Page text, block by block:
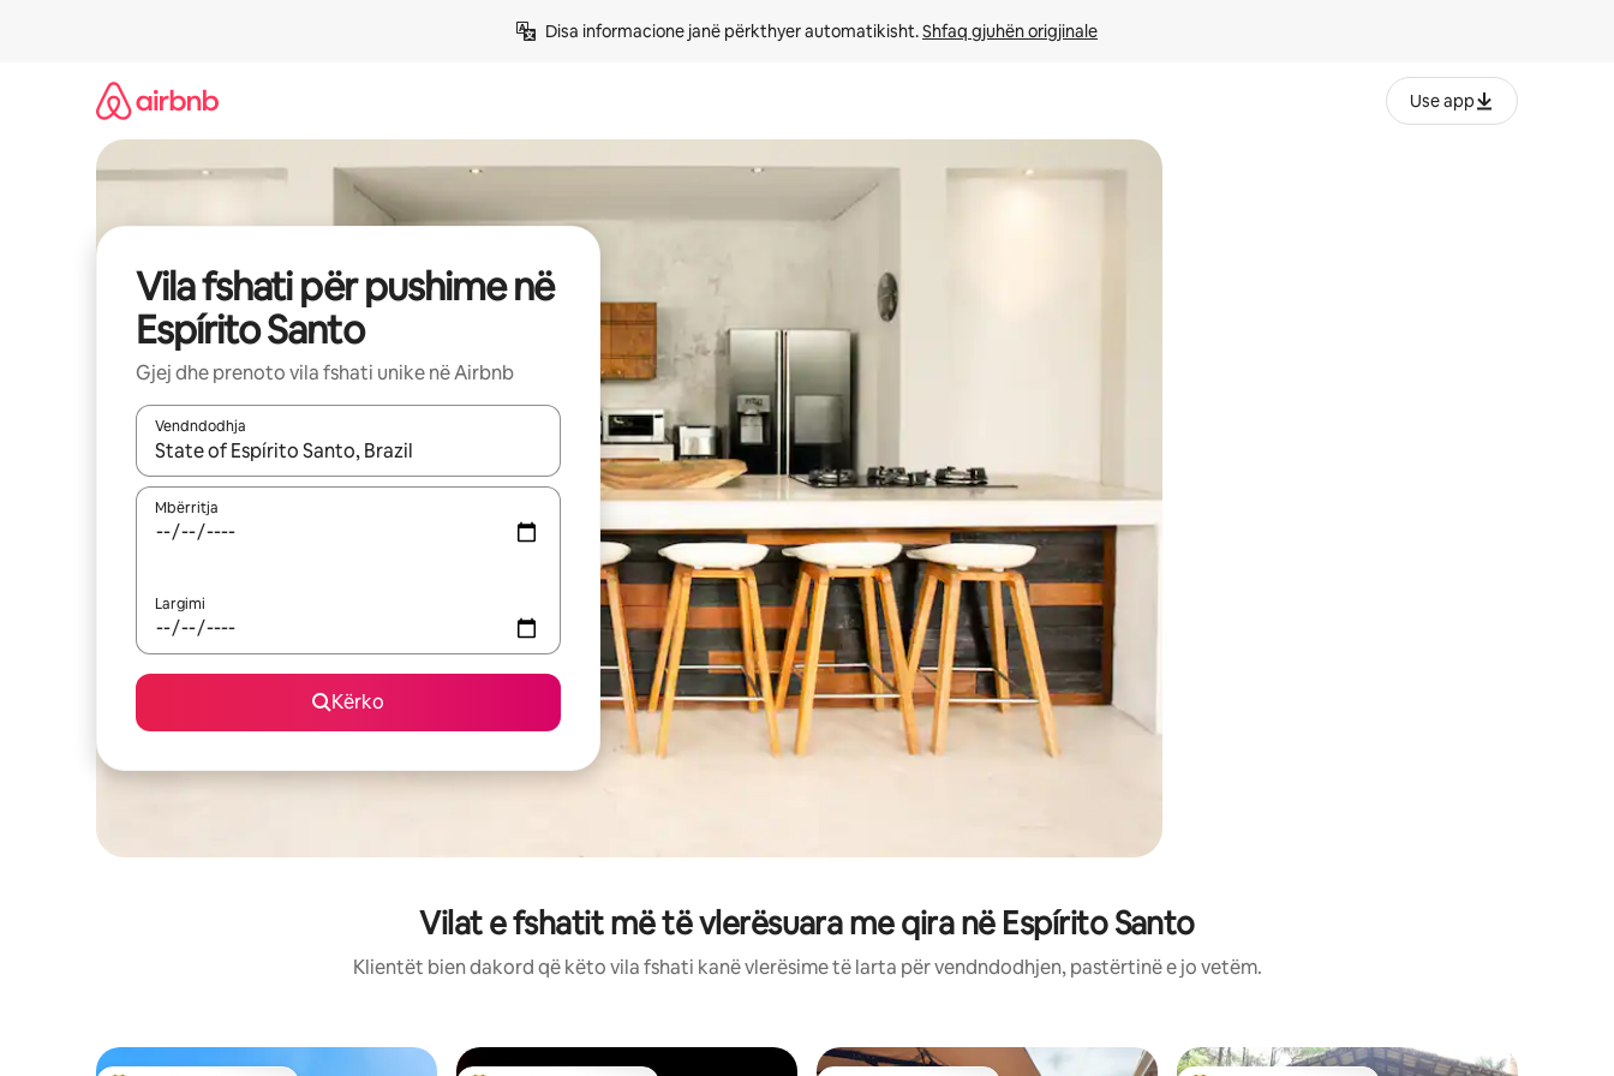
Disa informacione janë përkthyer automatikisht. Shfaq gjuhën origjinale
Use app
Vila fshati për pushime në
Espírito Santo
Gjej dhe prenoto vila fshati unike në Airbnb
Vendndodhja
Kur rezultatet të jenë të disponueshme, lëviz me butonat e shigjetave lart e poshtë ose eksploro duke prekur ose duke lëvizur ekranin.
Mbërritja
Largimi
Kërko
Vilat e fshatit më të vlerësuara me qira në Espírito Santo
Klientët bien dakord që këto vila fshati kanë vlerësime të larta për vendndodhjen, pastërtinë e jo vetëm.